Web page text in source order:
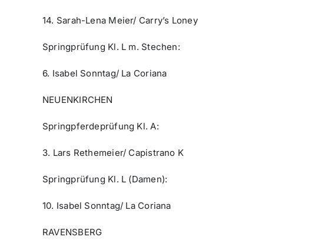
14. Sarah-Lena Meier/ Carry’s Loney
Springprüfung Kl. L m. Stechen:
6. Isabel Sonntag/ La Coriana
NEUENKIRCHEN
Springpferdeprüfung Kl. A:
3. Lars Rethemeier/ Capistrano K
Springprüfung Kl. L (Damen):
10. Isabel Sonntag/ La Coriana
RAVENSBERG